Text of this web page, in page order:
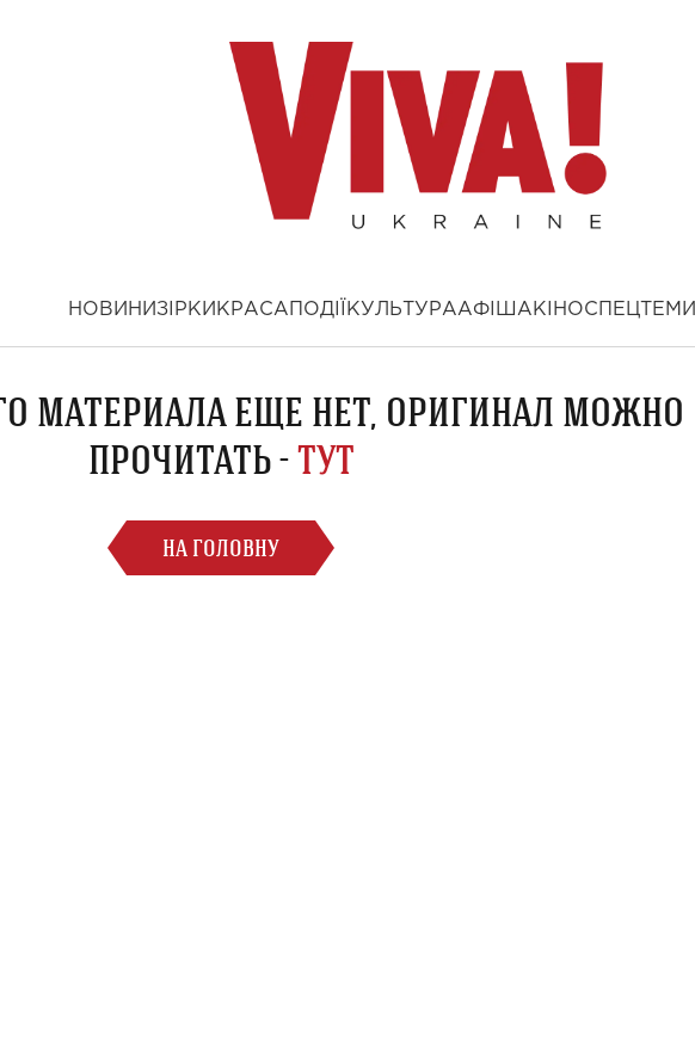
НОВИНИ ЗІРКИ КРАСА ПОДІЇ КУЛЬТУРААФІША КІНОСПЕЦТЕМИ
МАТЕРИАЛА ЕЩЕ НЕТ, ОРИГИНАЛ МОЖНО
ПРОЧИТАТЬ -ТУТ
НА ГОЛОВНУ